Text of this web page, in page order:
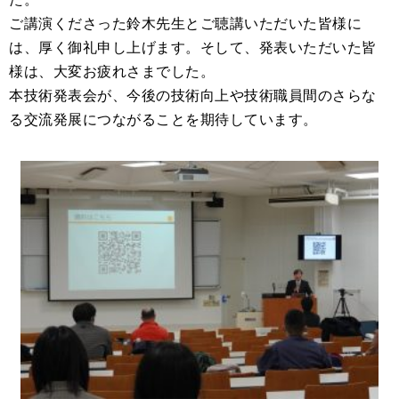
ご講演くださった鈴木先生とご聴講いただいた皆様に
は、厚く御礼申し上げます。そして、発表いただいた皆
様は、大変お疲れさまでした 。
本技術発表会が、今後の技術向上や技術職員間のさらな
る交流発展につながることを期待しています。